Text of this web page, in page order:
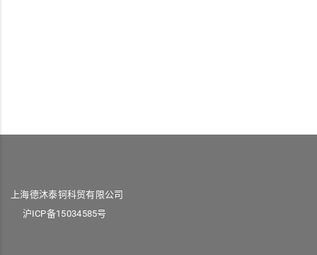
上海德沐泰钶科贸有限公司
沪ICP备15034585号